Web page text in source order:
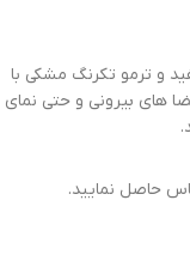
و ترمو تکرنگ مشکی با
های بیرونی و حتی نمای
حاصل نمایید.